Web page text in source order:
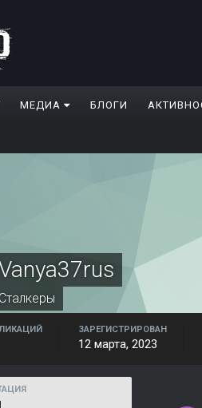
МЕДИА БЛОГИ
Сталкеры
ЗАРЕГИСТРИРОВАН
12 марта, 2023